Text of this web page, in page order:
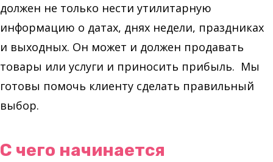
должен не только нести утилитарную
информацию о датах, днях недели, праздниках
и выходных. Он может и должен продавать
товары или услуги и приносить прибыль. Мы
готовы помочь клиенту сделать правильный
выбор.
С чего начинается